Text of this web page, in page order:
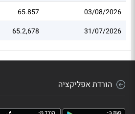
03/08/2026
65.857
31/07/2026
65.2,678
הורדת אפליקציה